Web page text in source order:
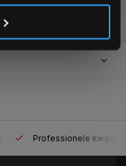
Professionele
de korting